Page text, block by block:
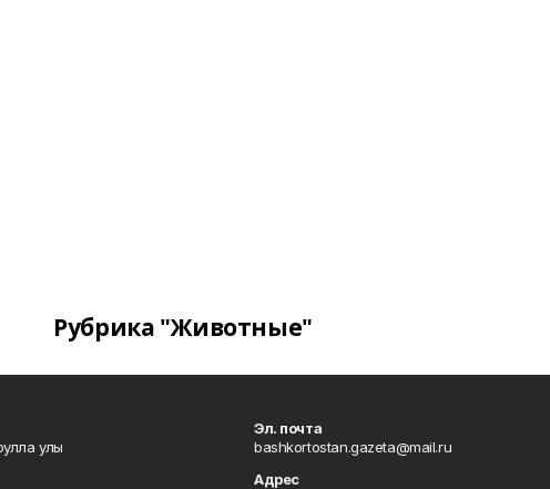
Рубрика "Животные"
улы
Эл. почта
bashkortostan.gazeta@mail.ru
Адрес